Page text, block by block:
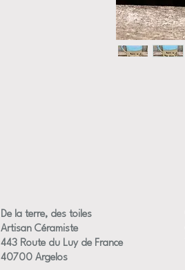
De la terre, des toiles
Artisan Céramiste
443 Route du Luy de France
40700 Argelos